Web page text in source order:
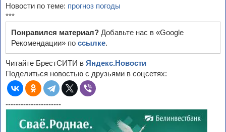
Новости по теме: прогноз погоды
***
Понравился материал? Добавьте нас в «Google
Рекомендации» по ссылке.
Читайте БрестСИТИ в Яндекс.Новости
Поделиться новостью с друзьями в соцсетях:
----------------------